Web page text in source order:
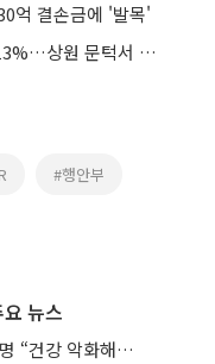
억 결손금에 '발목'
美 클래리티 법안 연내 통과 가능성 13%…상원 문턱서 제동
#행안부
뉴스
장기요양 재가급여 수급자 10명 중 7명 “건강 악화해도 집에서”